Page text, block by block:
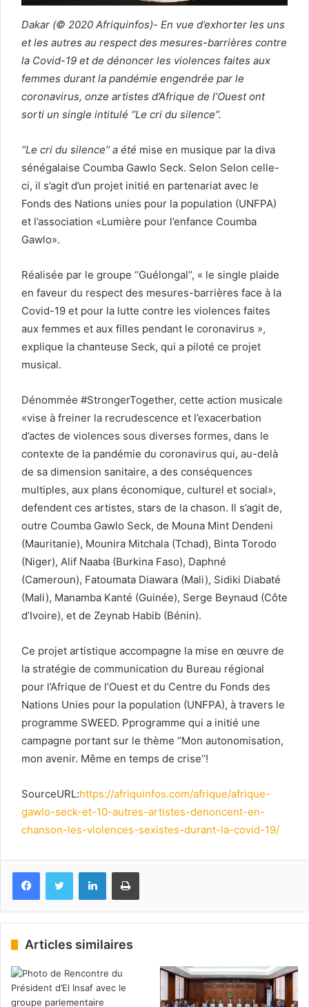
Dakar (© 2020 Afriquinfos)- En vue d’exhorter les uns
et les autres au respect des mesures-barrières contre
la Covid-19 et de dénoncer les violences faites aux
femmes durant la pandémie engendrée par le
coronavirus, onze artistes d’Afrique de l’Ouest ont
sorti un single intitulé ‘’Le cri du silence’’.
‘’Le cri du silence’’ a été mise en musique par la diva
sénégalaise Coumba Gawlo Seck. Selon Selon celle-
ci, il s’agit d’un projet initié en partenariat avec le
Fonds des Nations unies pour la population (UNFPA)
et l’association «Lumière pour l’enfance Coumba
Gawlo».
Réalisée par le groupe ‘’Guélongal’’, « le single plaide
en faveur du respect des mesures-barrières face à la
Covid-19 et pour la lutte contre les violences faites
aux femmes et aux filles pendant le coronavirus »,
explique la chanteuse Seck, qui a piloté ce projet
musical.
Dénommée #StrongerTogether, cette action musicale
«vise à freiner la recrudescence et l’exacerbation
d’actes de violences sous diverses formes, dans le
contexte de la pandémie du coronavirus qui, au-delà
de sa dimension sanitaire, a des conséquences
multiples, aux plans économique, culturel et social»,
defendent ces artistes, stars de la chason. Il s’agit de,
outre Coumba Gawlo Seck, de Mouna Mint Dendeni
(Mauritanie), Mounira Mitchala (Tchad), Binta Torodo
(Niger), Alif Naaba (Burkina Faso), Daphné
(Cameroun), Fatoumata Diawara (Mali), Sidiki Diabaté
(Mali), Manamba Kanté (Guinée), Serge Beynaud (Côte
d’Ivoire), et de Zeynab Habib (Bénin).
Ce projet artistique accompagne la mise en œuvre de
la stratégie de communication du Bureau régional
pour l’Afrique de l’Ouest et du Centre du Fonds des
Nations Unies pour la population (UNFPA), à travers le
programme SWEED. Pprogramme qui a initié une
campagne portant sur le thème ‘’Mon autonomisation,
mon avenir. Même en temps de crise’’!
SourceURL:https://afriquinfos.com/afrique/afrique-
gawlo-seck-et-10-autres-artistes-denoncent-en-
chanson-les-violences-sexistes-durant-la-covid-19/
FacebookTwitter LinkedinImprimer
Articles similaires